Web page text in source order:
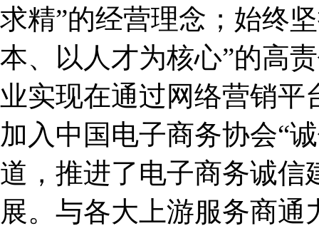
求精”的经营理念；始终
本、以人才为核心”的高
业实现在通过网络营销
加入中国电子商务协会“
道，推进了电子商务诚信
展。与各大上游服务商